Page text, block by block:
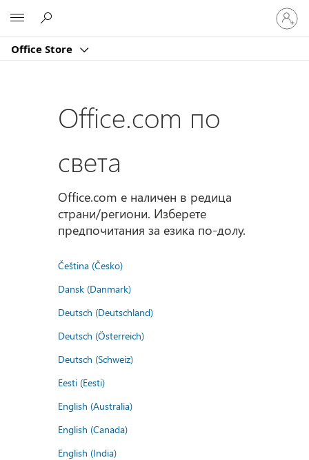
Office Store
Влезте
във
вашия
Office.com по
света
Office.com е наличен в редица
страни/региони. Изберете
предпочитания за езика по-долу.
Čeština (Česko)
Dansk (Danmark)
Deutsch (Deutschland)
Deutsch (Österreich)
Deutsch (Schweiz)
Eesti (Eesti)
English (Australia)
English (Canada)
English (India)